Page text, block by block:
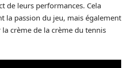
de leurs performances. Cela
la passion du jeu, mais également
la crème de la crème du tennis